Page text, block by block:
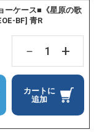
ーケース■《星原の歌
BF] 青R
－ +
カートに
追加